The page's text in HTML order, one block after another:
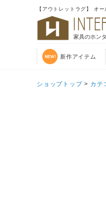
【アウトレットラグ】 オ
家具のホン
新作アイテム
ショップトップ> カテ